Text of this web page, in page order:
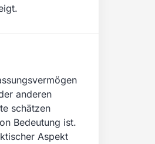
anderen
schätzen
Bedeutung ist.
Aspekt